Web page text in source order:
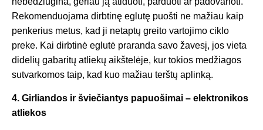
Rekomenduojama dirbtinę eglutę puošti ne mažiau kaip
penkerius metus, kad ji netaptų greito vartojimo ciklo
preke. Kai dirbtinė eglutė praranda savo žavesį, jos vieta
didelių gabaritų atliekų aikštelėje, kur tokios medžiagos
sutvarkomos taip, kad kuo mažiau terštų aplinką.
4. Girliandos ir šviečiantys papuošimai – elektronikos
atliekos